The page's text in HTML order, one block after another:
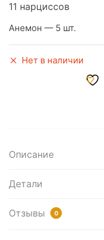
11 нарциссов
Анемон — 5 шт.
Нет в наличии
Описание
Детали
Отзывы 0